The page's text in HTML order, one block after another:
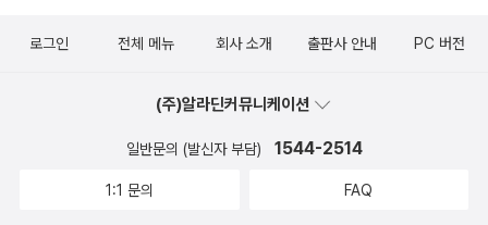
로그인 전체 메뉴 회사 소개 출판사 안내 PC 버전
(주)알라딘커뮤니케이션
일반문의 (발신자 부담) 1544-2514
1:1 문의 FAQ